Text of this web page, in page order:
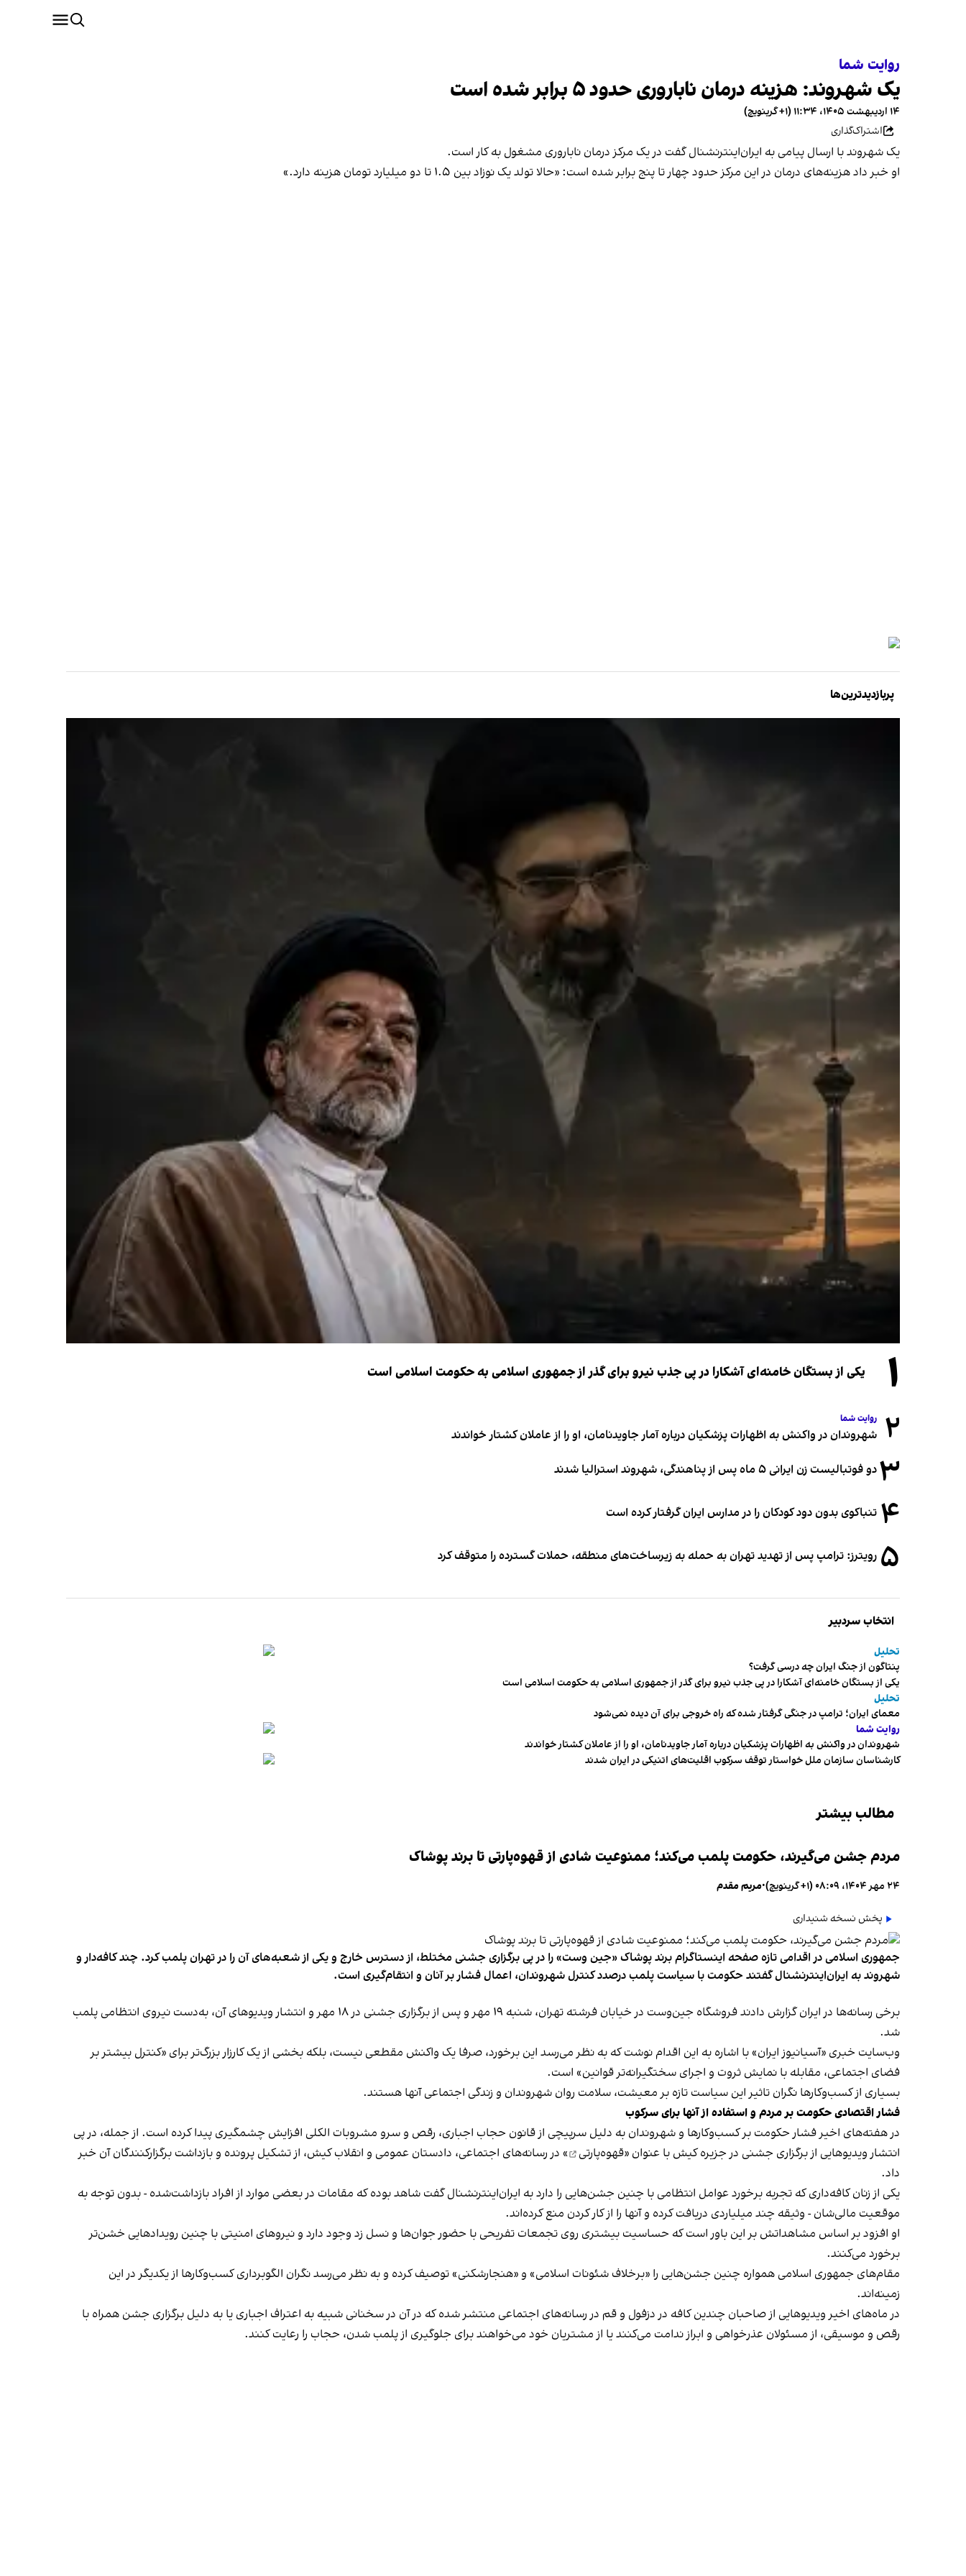
روایت شما
یک شهروند: هزینه درمان ناباروری حدود ۵ برابر شده است
۱۴ اردیبهشت ۱۴۰۵، ۱۱:۳۴ (‎+۱ گرینویچ)
اشتراک‌گذاری
یک شهروند با ارسال پیامی به ایران‌اینترنشنال گفت در یک مرکز درمان ناباروری مشغول به کار است.
او خبر داد هزینه‌های درمان در این مرکز حدود چهار تا پنج برابر شده است: «حالا تولد یک نوزاد بین ۱.۵ تا دو میلیارد تومان هزینه دارد.»
پربازدیدترین‌ها
۱ یکی از بستگان خامنه‌ای آشکارا در پی جذب نیرو برای گذر از جمهوری اسلامی به حکومت اسلامی است
۲ روایت شما
شهروندان در واکنش به اظهارات پزشکیان درباره آمار جاویدنامان، او را از عاملان کشتار خواندند
۳دو فوتبالیست زن ایرانی ۵ ماه پس از پناهندگی، شهروند استرالیا شدند
۴ تنباکوی بدون دود کودکان را در مدارس ایران گرفتار کرده است
۵ رویترز: ترامپ پس از تهدید تهران به حمله به زیرساخت‌های منطقه، حملات گسترده را متوقف کرد
انتخاب سردبیر
تحلیل
پنتاگون از جنگ ایران چه درسی گرفت؟
یکی از بستگان خامنه‌ای آشکارا در پی جذب نیرو برای گذر از جمهوری اسلامی به حکومت اسلامی است
تحلیل
معمای ایران؛ ترامپ در جنگی گرفتار شده که راه خروجی برای آن دیده نمی‌شود
روایت شما
شهروندان در واکنش به اظهارات پزشکیان درباره آمار جاویدنامان، او را از عاملان کشتار خواندند
کارشناسان سازمان ملل خواستار توقف سرکوب اقلیت‌های اتنیکی در ایران شدند
مطالب بیشتر
مردم جشن می‌گیرند، حکومت پلمب می‌کند؛ ممنوعیت شادی از قهوه‌پارتی تا برند پوشاک
۲۴ مهر ۱۴۰۴، ۰۸:۰۹ (‎+۱ گرینویچ) •مریم مقدم
پخش نسخه شنیداری
جمهوری اسلامی در اقدامی تازه صفحه اینستاگرام برند پوشاک «جین وست» را در پی برگزاری جشنی مختلط، از دسترس خارج و یکی از شعبه‌های آن را در تهران پلمب کرد. چند کافه‌‌دار و
شهروند به ایران‌اینترنشنال گفتند حکومت با سیاست پلمب درصدد کنترل شهروندان، اعمال فشار بر آنان و انتقام‌گیری است.
برخی رسانه‌ها در ایران گزارش دادند فروشگاه جین‌وست در خیابان فرشته تهران، شنبه ۱۹ مهر و پس از برگزاری جشنی در ۱۸ مهر و انتشار ویدیوهای آن، به‌دست نیروی انتظامی پلمب
شد.
وب‌سایت خبری «آسیانیوز ایران» با اشاره به این اقدام نوشت که به نظر می‌رسد این برخورد، صرفا یک واکنش مقطعی نیست، بلکه بخشی از یک کارزار بزرگ‌تر برای «کنترل بیشتر بر
فضای اجتماعی، مقابله با نمایش ثروت و اجرای سختگیرانه‌تر قوانین» است.
بسیاری از کسب‌وکارها نگران تاثیر این سیاست‌ تازه بر معیشت، سلامت روان شهروندان و زندگی اجتماعی آنها هستند.
فشار اقتصادی حکومت بر مردم و استفاده از آنها برای سرکوب
در هفته‌های اخیر فشار حکومت بر کسب‌وکارها و شهروندان به دلیل سرپیچی از قانون حجاب اجباری، رقص و سرو مشروبات الکلی افزایش چشمگیری پیدا کرده است. از جمله، در پی
انتشار ویدیوهایی از برگزاری جشنی در جزیره کیش با عنوان «قهوه‌پارتی
» در رسانه‌های اجتماعی، دادستان عمومی و انقلاب کیش، از تشکیل پرونده و بازداشت برگزارکنندگان آن خبر
داد.
یکی از زنان کافه‌داری که تجربه برخورد عوامل انتظامی با چنین جشن‌هایی را دارد به ایران‌اینترنشنال گفت شاهد بوده که مقامات در بعضی موارد از افراد بازداشت‌‌شده - بدون توجه به
موقعیت مالی‌شان - وثیقه چند میلیاردی دریافت کرده و آنها را از کار کردن منع کرده‌اند.
او افزود بر اساس مشاهداتش بر این باور است که حساسیت بیشتری روی تجمعات تفریحی با حضور جوان‌ها و نسل زد وجود دارد و نیروهای امنیتی با چنین رویدادهایی خشن‌تر
برخورد می‌کنند.
مقام‌های جمهوری اسلامی همواره چنین جشن‌هایی را «برخلاف شئونات اسلامی» و «هنجارشکنی» توصیف کرده و به نظر می‌رسد نگران الگوبرداری کسب‌وکارها از یکدیگر در این
زمینه‌اند.
در ماه‌های اخیر ویدیوهایی از صاحبان چندین کافه در دزفول و قم در رسانه‌های اجتماعی منتشر شده که در آن در سخنانی شبیه به اعتراف اجباری یا به دلیل برگزاری جشن همراه با
رقص و موسیقی، از مسئولان عذرخواهی و ابراز ندامت می‌کنند یا از مشتریان خود می‌خواهند برای جلوگیری از پلمب شدن، حجاب را رعایت کنند.